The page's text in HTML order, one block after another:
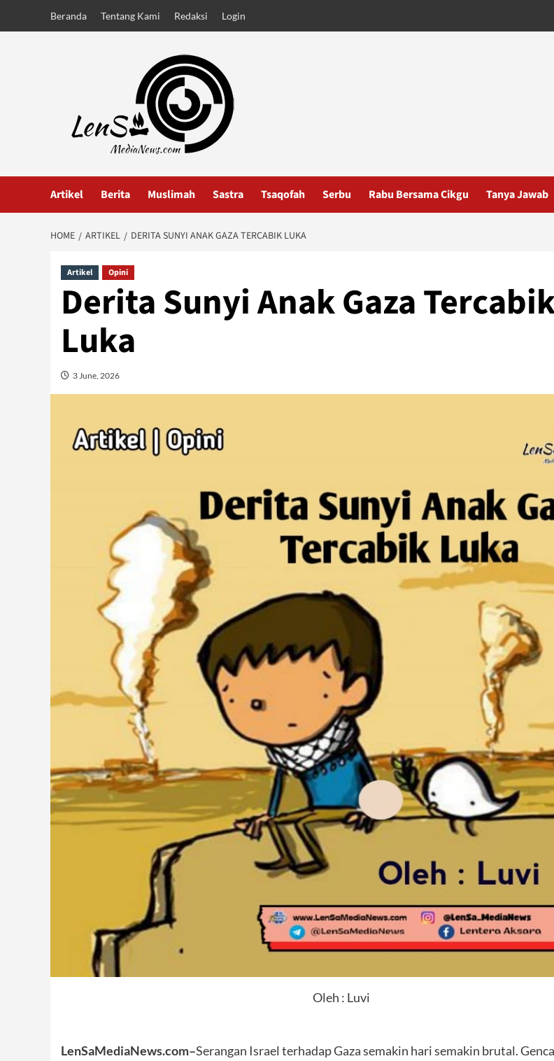
Beranda Tentang Kami Redaksi Login
Artikel Berita Muslimah Sastra Tsaqofah Serbu Rabu Bersama Cikgu Tanya Jawab
HOME ARTIKEL DERITA SUNYI ANAK GAZA TERCABIK LUKA
Artikel Opini
Derita Sunyi Anak Gaza
Luka
3 June, 2026
Oleh : Luvi
LenSaMediaNews.com–Serangan Israel terhadap Gaza semakin hari semakin brutal.